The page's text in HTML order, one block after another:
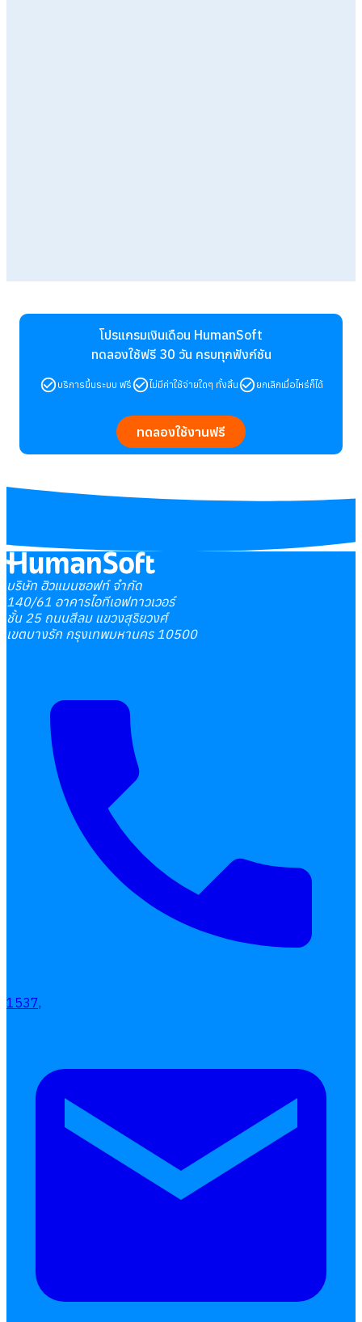
โปรแกรมเงินเดือน HumanSoft
ทดลองใช้ฟรี 30 วัน ครบทุกฟังก์ชัน
บริการขึ้นระบบ ฟรี ไม่มีค่าใช้จ่ายใดๆ ทั้งสิ้น ยกเลิกเมื่อไหร่ก็ได้
ทดลองใช้งานฟรี
บริษัท ฮิวแมนซอฟท์ จำกัด
140/61 อาคารไอทีเอฟทาวเวอร์
ชั้น 25 ถนนสีลม แขวงสุริยวงศ์
เขตบางรัก กรุงเทพมหานคร 10500
1537,